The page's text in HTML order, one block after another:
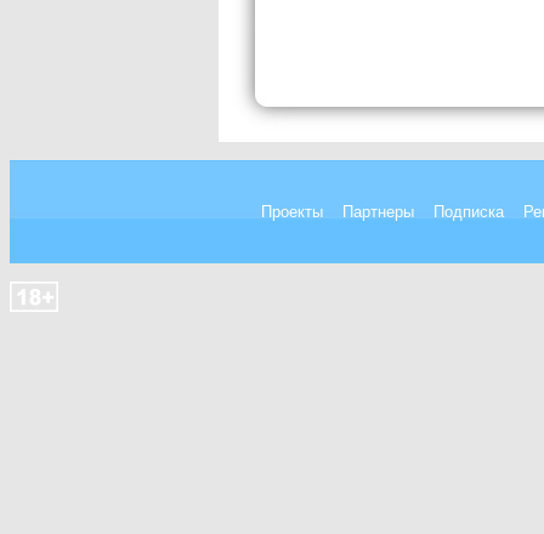
Проекты Партнеры Подписка